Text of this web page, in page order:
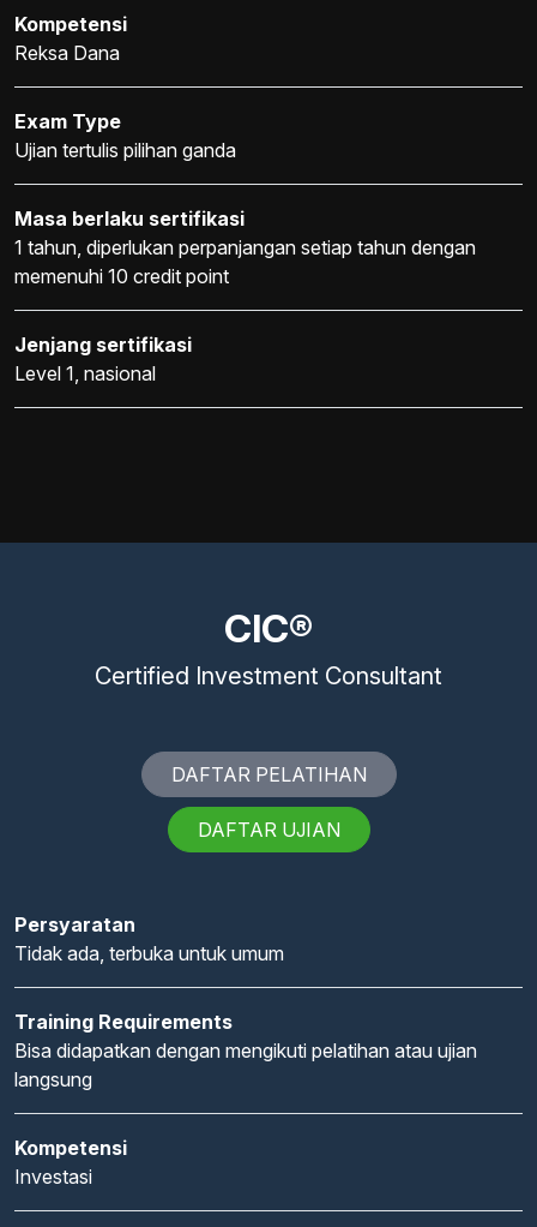
Kompetensi
Reksa Dana
Exam Type
Ujian tertulis pilihan ganda
Masa berlaku sertifikasi
1 tahun, diperlukan perpanjangan setiap tahun dengan
memenuhi 10 credit point
Jenjang sertifikasi
Level 1, nasional
CIC®
Certified Investment Consultant
DAFTAR PELATIHAN
DAFTAR UJIAN
Persyaratan
Tidak ada, terbuka untuk umum
Training Requirements
Bisa didapatkan dengan mengikuti pelatihan atau ujian
langsung
Kompetensi
Investasi